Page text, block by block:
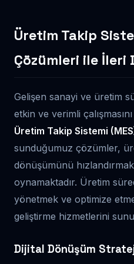
Üretim Takip
Çözümleri ile İleri
Gelişen sanayi ve üretim
etkin ve verimli
Üretim Takip Sistemi
sunduğumuz çözümler,
dönüşümünü
oynamaktadır. Üretim
yönetmek ve optimize
geliştirme hizmetlerini
Dijital Dönüşüm